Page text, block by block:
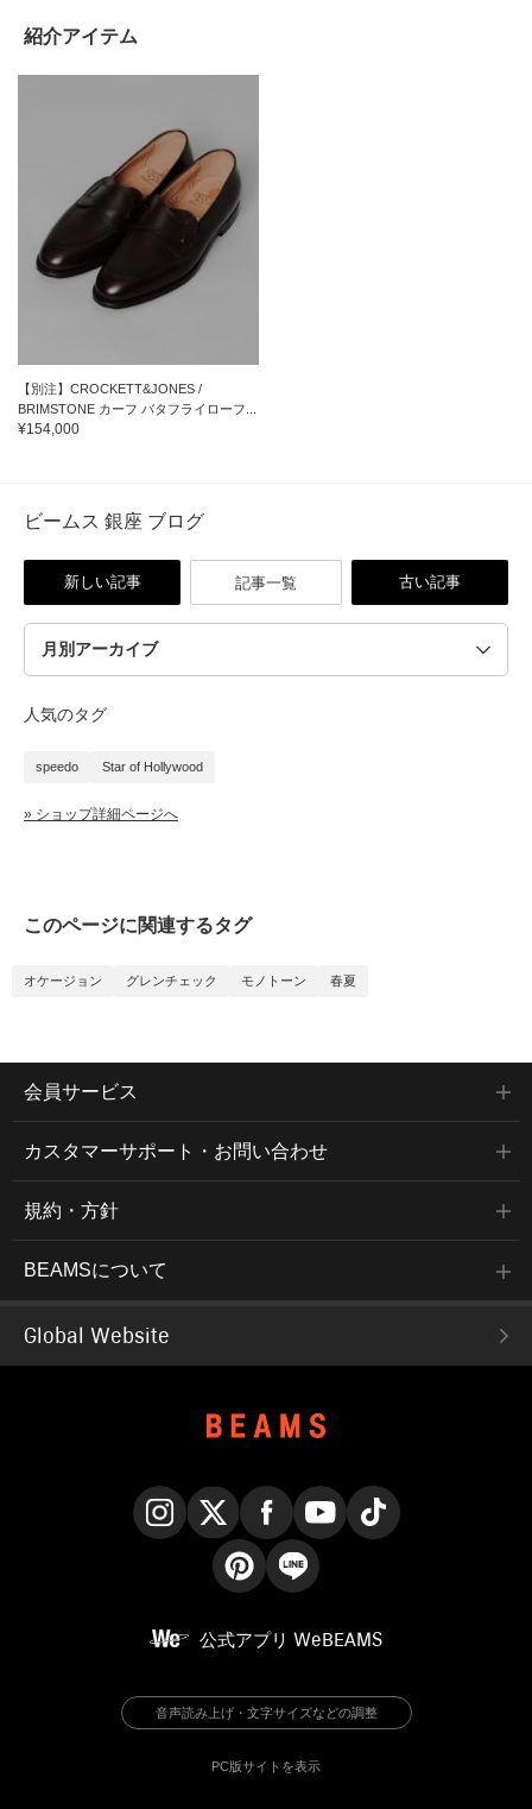
紹介アイテム
【別注】CROCKETT&JONES /
BRIMSTONE カーフ バタフライローフ...
¥154,000
ビームス 銀座 ブログ
新しい記事 記事一覧 古い記事
人気のタグ
speedo Star of Hollywood
» ショップ詳細ページへ
このページに関連するタグ
オケージョン グレンチェック モノトーン 春夏
会員サービス
カスタマーサポート・お問い合わせ
規約・方針
BEAMSについて
Global Website
公式アプリ WeBEAMS
音声読み上げ・文字サイズなどの調整
PC版サイトを表示